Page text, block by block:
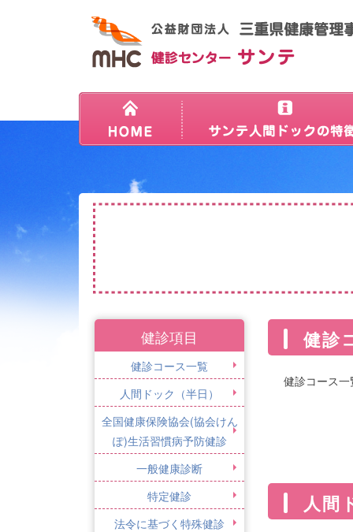
健診項目
健診コース一覧
人間ドック（半日）
全国健康保険協会(協会けん
ぽ)生活習慣病予防健診
一般健康診断
特定健診
法令に基づく特殊健診
健診
健診コース
人間